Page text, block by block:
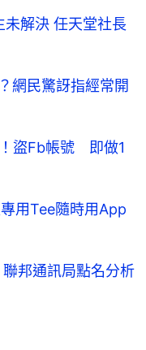
解決 任天堂社長
網民驚訝指經常開
盜Fb帳號 即做1
用Tee隨時用App
邦通訊局點名分析